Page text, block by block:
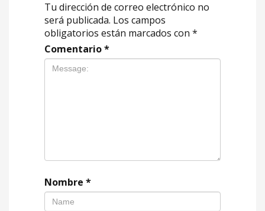
Tu dirección de correo electrónico no
será publicada. Los campos
obligatorios están marcados con *
Comentario*
Nombre *